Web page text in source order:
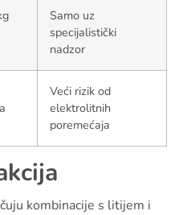
Samo uz
specijalistički
nadzor
Veći rizik od
elektrolitnih
poremećaja
kombinacije s litijem i